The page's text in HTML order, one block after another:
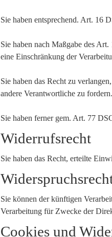
Sie haben entsprechend. Art. 16
Sie haben nach Maßgabe des
eine Einschränkung der
Sie haben das Recht zu
andere Verantwortliche zu fordern.
Sie haben ferner gem. Art. 77
Widerrufsrecht
Sie haben das Recht, erteilte
Sie können der künftigen
Verarbeitung für Zwecke der
Cookies und